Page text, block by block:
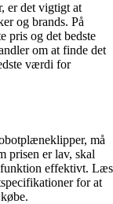
er det vigtigt at
og brands. På
pris og det bedste
om at finde det
værdi for
må
prisen er lav, skal
funktion effektivt. Læs
for at